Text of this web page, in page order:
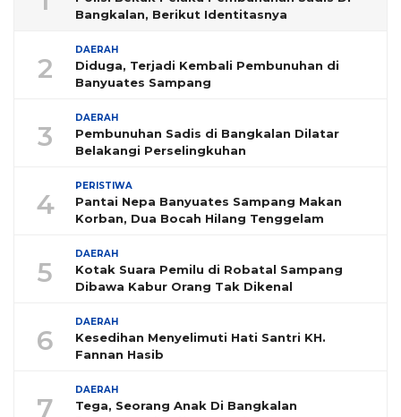
Bangkalan, Berikut Identitasnya
2
DAERAH
Diduga, Terjadi Kembali Pembunuhan di
Banyuates Sampang
3
DAERAH
Pembunuhan Sadis di Bangkalan Dilatar
Belakangi Perselingkuhan
4
PERISTIWA
Pantai Nepa Banyuates Sampang Makan
Korban, Dua Bocah Hilang Tenggelam
5
DAERAH
Kotak Suara Pemilu di Robatal Sampang
Dibawa Kabur Orang Tak Dikenal
6
DAERAH
Kesedihan Menyelimuti Hati Santri KH.
Fannan Hasib
7
DAERAH
Tega, Seorang Anak Di Bangkalan